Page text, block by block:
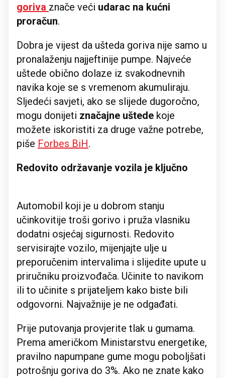
goriva znače veći udarac na kućni
proračun.
Dobra je vijest da ušteda goriva nije samo u
pronalaženju najjeftinije pumpe. Najveće
uštede obično dolaze iz svakodnevnih
navika koje se s vremenom akumuliraju.
Sljedeći savjeti, ako se slijede dugoročno,
mogu donijeti značajne uštede koje
možete iskoristiti za druge važne potrebe,
piše Forbes BiH.
Redovito održavanje vozila je ključno
Automobil koji je u dobrom stanju
učinkovitije troši gorivo i pruža vlasniku
dodatni osjećaj sigurnosti. Redovito
servisirajte vozilo, mijenjajte ulje u
preporučenim intervalima i slijedite upute u
priručniku proizvođača. Učinite to navikom
ili to učinite s prijateljem kako biste bili
odgovorni. Najvažnije je ne odgađati.
Prije putovanja provjerite tlak u gumama.
Prema američkom Ministarstvu energetike,
pravilno napumpane gume mogu poboljšati
potrošnju goriva do 3%. Ako ne znate kako